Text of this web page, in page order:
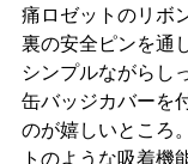
痛ロゼットのリボ
裏の安全ピンを通
シンプルながらし
缶バッジカバーを
のが嬉しいところ
トのような吸着機